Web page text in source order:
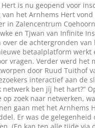
is nu geopend voor
van het Arnhems Hert
in Zalencentrum
en Tjwan van Infinite
over de achtergronden van
betaalplatform werkt
vragen. Verder werd het
door Ruud Tuithof
interactief aan de
netwerk ben jíj het hart?”
op zoek naar netwerken,
gaan met het Arnhems
Er was de gelegenheid